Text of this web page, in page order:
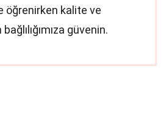
öğrenirken kalite ve
güvenin.